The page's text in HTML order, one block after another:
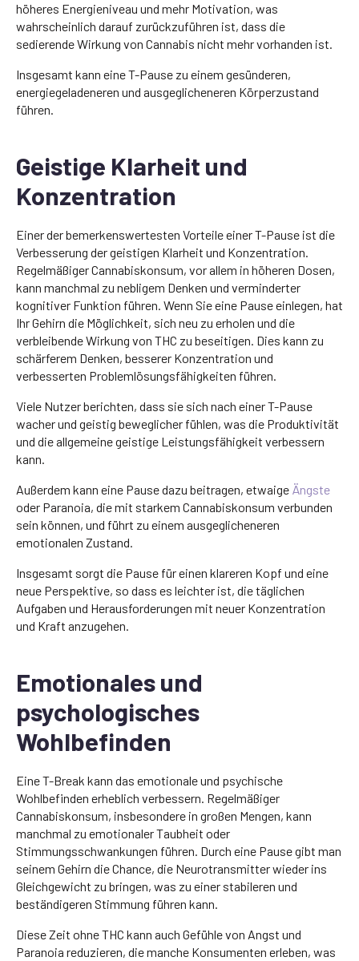
höheres Energieniveau und mehr Motivation, was
wahrscheinlich darauf zurückzuführen ist, dass die
sedierende Wirkung von Cannabis nicht mehr vorhanden ist.
Insgesamt kann eine T-Pause zu einem gesünderen,
energiegeladeneren und ausgeglicheneren Körperzustand
führen.
Geistige Klarheit und
Konzentration
Einer der bemerkenswertesten Vorteile einer T-Pause ist die
Verbesserung der geistigen Klarheit und Konzentration.
Regelmäßiger Cannabiskonsum, vor allem in höheren Dosen,
kann manchmal zu nebligem Denken und verminderter
kognitiver Funktion führen. Wenn Sie eine Pause einlegen, hat
Ihr Gehirn die Möglichkeit, sich neu zu erholen und die
verbleibende Wirkung von THC zu beseitigen. Dies kann zu
schärferem Denken, besserer Konzentration und
verbesserten Problemlösungsfähigkeiten führen.
Viele Nutzer berichten, dass sie sich nach einer T-Pause
wacher und geistig beweglicher fühlen, was die Produktivität
und die allgemeine geistige Leistungsfähigkeit verbessern
kann.
Außerdem kann eine Pause dazu beitragen, etwaige Ängste
oder Paranoia, die mit starkem Cannabiskonsum verbunden
sein können, und führt zu einem ausgeglicheneren
emotionalen Zustand.
Insgesamt sorgt die Pause für einen klareren Kopf und eine
neue Perspektive, so dass es leichter ist, die täglichen
Aufgaben und Herausforderungen mit neuer Konzentration
und Kraft anzugehen.
Emotionales und
psychologisches
Wohlbefinden
Eine T-Break kann das emotionale und psychische
Wohlbefinden erheblich verbessern. Regelmäßiger
Cannabiskonsum, insbesondere in großen Mengen, kann
manchmal zu emotionaler Taubheit oder
Stimmungsschwankungen führen. Durch eine Pause gibt man
seinem Gehirn die Chance, die Neurotransmitter wieder ins
Gleichgewicht zu bringen, was zu einer stabileren und
beständigeren Stimmung führen kann.
Diese Zeit ohne THC kann auch Gefühle von Angst und
Paranoia reduzieren, die manche Konsumenten erleben, was